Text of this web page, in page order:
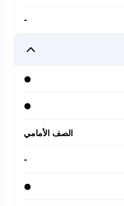
-
●
●
الصف الأمامي
-
●